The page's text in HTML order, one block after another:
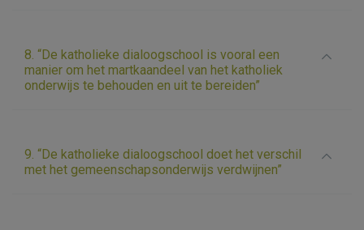
8. “De katholieke dialoogschool is vooral een
manier om het martkaandeel van het katholiek
onderwijs te behouden en uit te bereiden”
9. “De katholieke dialoogschool doet het verschil
met het gemeenschapsonderwijs verdwijnen”